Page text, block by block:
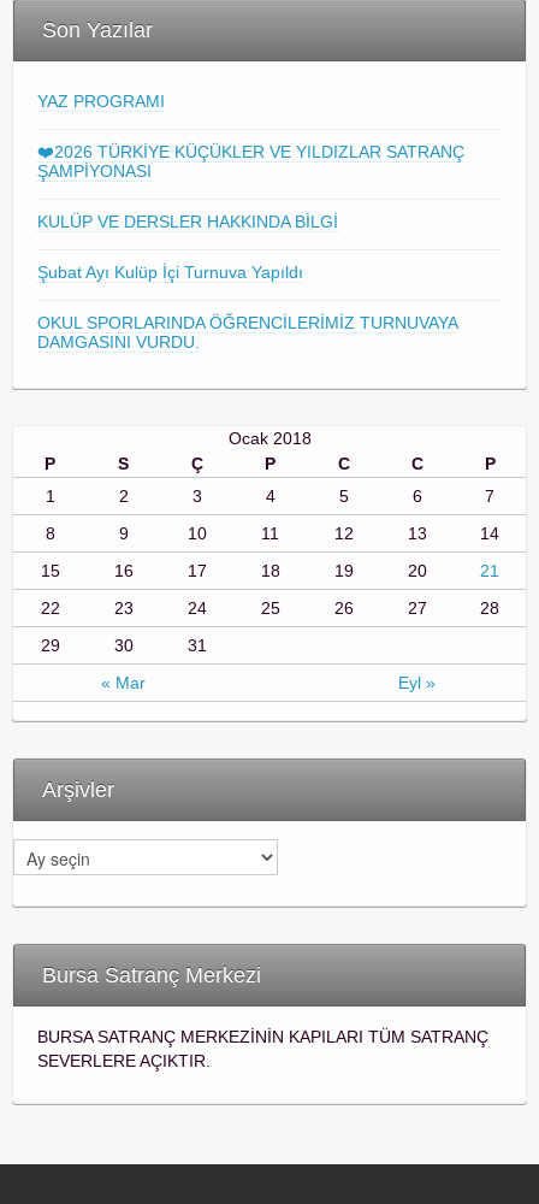
Son Yazılar
YAZ PROGRAMI
❤️2026 TÜRKİYE KÜÇÜKLER VE YILDIZLAR SATRANÇ
ŞAMPİYONASI
KULÜP VE DERSLER HAKKINDA BİLGİ
Şubat Ayı Kulüp İçi Turnuva Yapıldı
OKUL SPORLARINDA ÖĞRENCİLERİMİZ TURNUVAYA
DAMGASINI VURDU.
Ocak 2018
P
S Ç P C C P
« Mar Eyl »
1 2 3 4 5 6
7
8
9 10 11 12 13
14
15
16 17 18 19 20
21
22
23 24 25 26 27
28
29
30 31
Arşivler
r
v
Bursa Satranç Merkezi
BURSA SATRANÇ MERKEZİNİN KAPILARI TÜM SATRANÇ
SEVERLERE AÇIKTIR.